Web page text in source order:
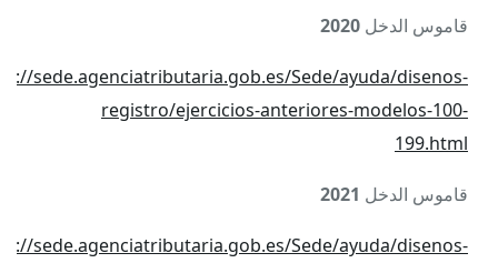
قاموس الدخل 2020
sede.agenciatributaria.gob.es/Sede/ayuda/disenos-
registro/ejercicios-anteriores-modelos-100-
199.html
قاموس الدخل
sede.agenciatributaria.gob.es/Sede/ayuda/disenos-